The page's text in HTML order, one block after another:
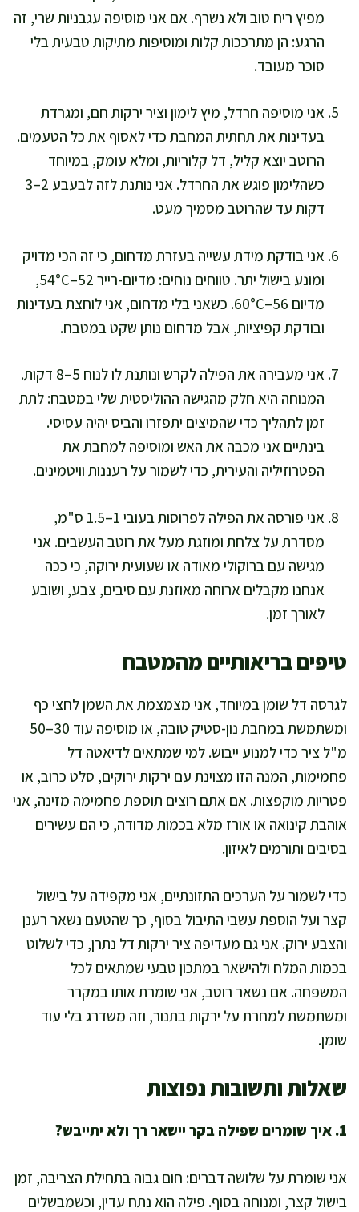
מפיץ ריח טוב ולא נשרף. אם אני מוסיפה עגבניות שרי, זה
הרגע: הן מתרככות קלות ומוסיפות מתיקות טבעית בלי
סוכר מעובד.
אני מוסיפה חרדל, מיץ לימון וציר ירקות חם, ומגרדת
בעדינות את תחתית המחבת כדי לאסוף את כל הטעמים.
הרוטב יוצא קליל, דל קלוריות, ומלא עומק, במיוחד
כשהלימון פוגש את החרדל. אני נותנת לזה לבעבע 2–3
דקות עד שהרוטב מסמיך מעט.
אני בודקת מידת עשייה בעזרת מדחום, כי זה הכי מדויק
ומונע בישול יתר. טווחים נוחים: מדיום-רייר 52–54°C,
מדיום 56–60°C. כשאני בלי מדחום, אני לוחצת בעדינות
ובודקת קפיציות, אבל מדחום נותן שקט במטבח.
אני מעבירה את הפילה לקרש ונותנת לו לנוח 5–8 דקות.
המנוחה היא חלק מהגישה ההוליסטית שלי במטבח: לתת
זמן לתהליך כדי שהמיצים יתפזרו והביס יהיה עסיסי.
בינתיים אני מכבה את האש ומוסיפה למחבת את
הפטרוזיליה והעירית, כדי לשמור על רעננות וויטמינים.
אני פורסה את הפילה לפרוסות בעובי 1–1.5 ס"מ,
מסדרת על צלחת ומוזגת מעל את רוטב העשבים. אני
מגישה עם ברוקולי מאודה או שעועית ירוקה, כי ככה
אנחנו מקבלים ארוחה מאוזנת עם סיבים, צבע, ושובע
לאורך זמן.
טיפים בריאותיים מהמטבח
לגרסה דל שומן במיוחד, אני מצמצמת את השמן לחצי כף
ומשתמשת במחבת נון-סטיק טובה, או מוסיפה עוד 30–50
מ"ל ציר כדי למנוע ייבוש. למי שמתאים לדיאטה דל
פחמימות, המנה הזו מצוינת עם ירקות ירוקים, סלט כרוב, או
פטריות מוקפצות. אם אתם רוצים תוספת פחמימה מזינה, אני
אוהבת קינואה או אורז מלא בכמות מדודה, כי הם עשירים
בסיבים ותורמים לאיזון.
כדי לשמור על הערכים התזונתיים, אני מקפידה על בישול
קצר ועל הוספת עשבי התיבול בסוף, כך שהטעם נשאר רענן
והצבע ירוק. אני גם מעדיפה ציר ירקות דל נתרן, כדי לשלוט
בכמות המלח ולהישאר במתכון טבעי שמתאים לכל
המשפחה. אם נשאר רוטב, אני שומרת אותו במקרר
ומשתמשת למחרת על ירקות בתנור, וזה משדרג בלי עוד
שומן.
שאלות ותשובות נפוצות
1. איך שומרים שפילה בקר יישאר רך ולא יתייבש?
אני שומרת על שלושה דברים: חום גבוה בתחילת הצריבה, זמן
בישול קצר, ומנוחה בסוף. פילה הוא נתח עדין, וכשמבשלים